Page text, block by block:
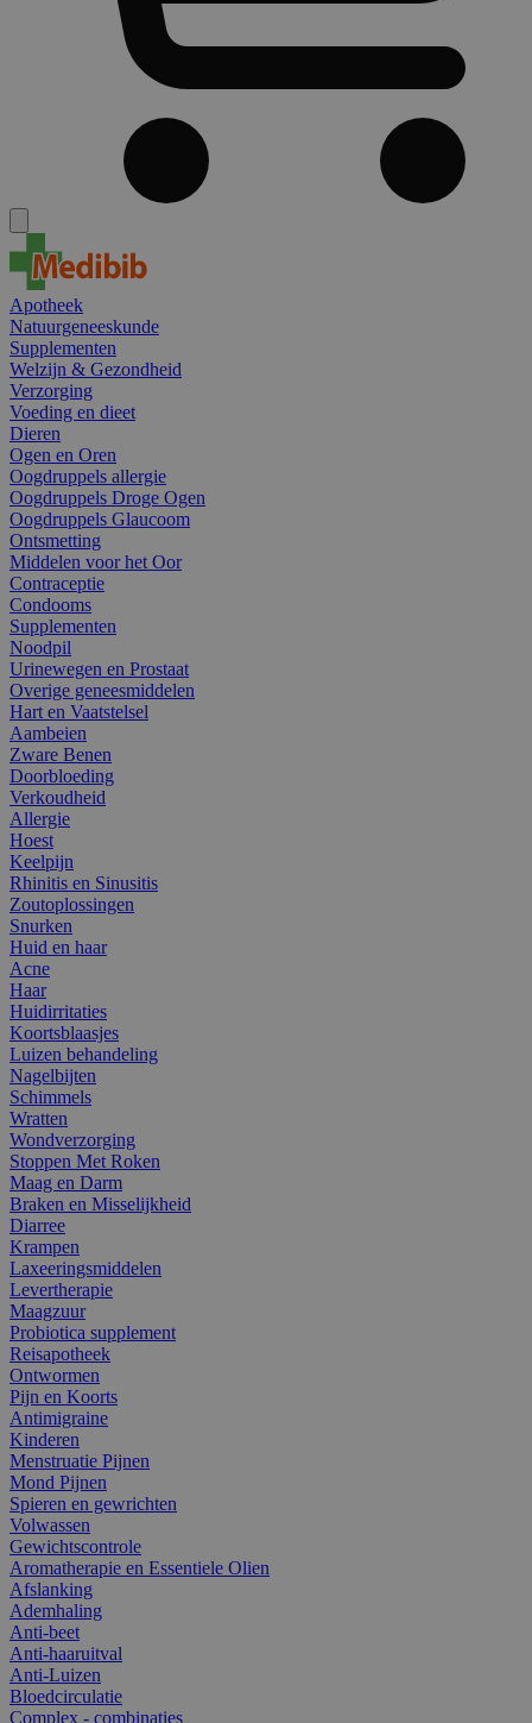
Apotheek
Natuurgeneeskunde
Supplementen
Welzijn & Gezondheid
Verzorging
Voeding en dieet
Dieren
Ogen en Oren
Oogdruppels allergie
Oogdruppels Droge Ogen
Oogdruppels Glaucoom
Ontsmetting
Middelen voor het Oor
Contraceptie
Condooms
Supplementen
Noodpil
Urinewegen en Prostaat
Overige geneesmiddelen
Hart en Vaatstelsel
Aambeien
Zware Benen
Doorbloeding
Verkoudheid
Allergie
Hoest
Keelpijn
Rhinitis en Sinusitis
Zoutoplossingen
Snurken
Huid en haar
Acne
Haar
Huidirritaties
Koortsblaasjes
Luizen behandeling
Nagelbijten
Schimmels
Wratten
Wondverzorging
Stoppen Met Roken
Maag en Darm
Braken en Misselijkheid
Diarree
Krampen
Laxeeringsmiddelen
Levertherapie
Maagzuur
Probiotica supplement
Reisapotheek
Ontwormen
Pijn en Koorts
Antimigraine
Kinderen
Menstruatie Pijnen
Mond Pijnen
Spieren en gewrichten
Volwassen
Gewichtscontrole
Aromatherapie en Essentiele Olien
Afslanking
Ademhaling
Anti-beet
Anti-haaruitval
Anti-Luizen
Bloedcirculatie
Complex - combinaties